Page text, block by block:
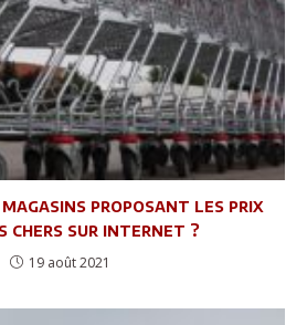
proposant les prix
chers sur internet ?
19 août 2021